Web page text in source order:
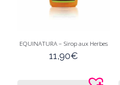
EQUINATURA – Sirop aux Herbes
11,90€